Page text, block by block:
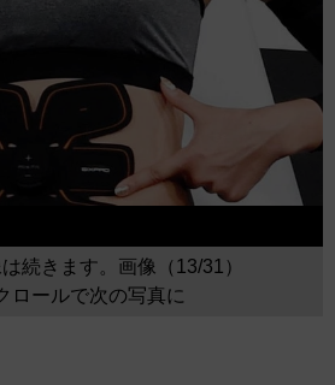
続きます。画像（13/31）
ロールで次の写真に